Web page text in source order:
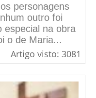
personagens
outro foi
especial na obra
o de Maria...
Artigo visto: 3081